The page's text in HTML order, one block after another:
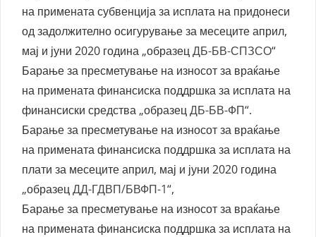
на примената субвенција за исплата на придонеси
од задолжително осигурување за месеците април,
мај и јуни 2020 година „образецДБ-БВ-СПЗСО“
Барање за пресметување на износот за враќање
на примената финансиска поддршка за исплата на
финансиски средства „образецДБ-БВ-ФП“.
Барање за пресметување на износот за враќање
на примената финансиска поддршка за исплата на
плати за месеците април, мај и јуни 2020 година
„образецДД-ГДВП/БВФП-1“,
Барање за пресметување на износот за враќање
на примената финансиска поддршка за исплата на